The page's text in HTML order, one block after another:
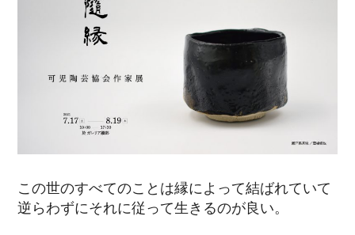
この世のすべてのことは縁によって結ばれていて
逆らわずにそれに従って生きるのが良い。